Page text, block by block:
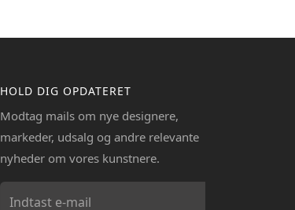
HOLD DIG OPDATERET
Modtag mails om nye designere,
markeder, udsalg og andre relevante
nyheder om vores kunstnere.